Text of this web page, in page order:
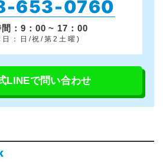
653-0760
：9：00 ~ 17：00
日：日/祝/第2土曜)
LINEで問い合わせ